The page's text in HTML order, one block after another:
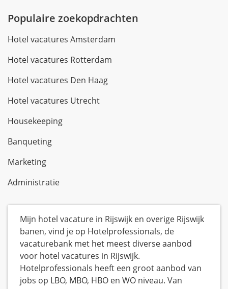
Populaire zoekopdrachten
Hotel vacatures Amsterdam
Hotel vacatures Rotterdam
Hotel vacatures Den Haag
Hotel vacatures Utrecht
Housekeeping
Banqueting
Marketing
Administratie
Mijn hotel vacature in Rijswijk en overige Rijswijk
banen, vind je op Hotelprofessionals, de
vacaturebank met het meest diverse aanbod
voor hotel vacatures in Rijswijk.
Hotelprofessionals heeft een groot aanbod van
jobs op LBO, MBO, HBO en WO niveau. Van